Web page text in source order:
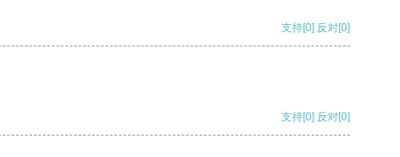
支持[0] 反对[0]
支持[0] 反对[0]